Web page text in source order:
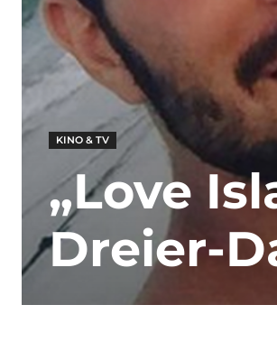
KINO & TV
„Love
Dreier-